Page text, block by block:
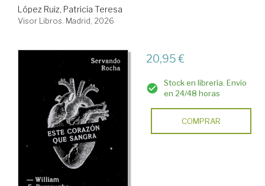
López Ruiz, Patricia Teresa
Visor Libros. Madrid, 2026
20,95 €
Stock en librería. Envío
en 24/48 horas
COMPRAR